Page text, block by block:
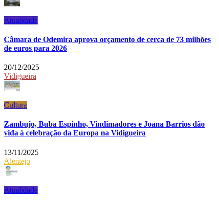
Atualidade
Câmara de Odemira aprova orçamento de cerca de 73 milhões
de euros para 2026
20/12/2025
Vidigueira
Cultura
Zambujo, Buba Espinho, Vindimadores e Joana Barrios dão
vida à celebração da Europa na Vidigueira
13/11/2025
Alentejo
Atualidade